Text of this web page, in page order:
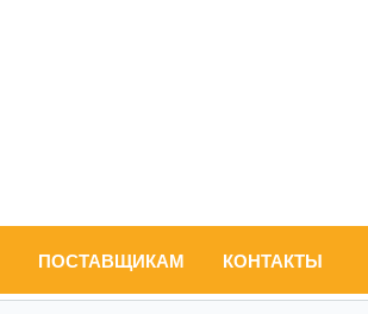
ПОСТАВЩИКАМ КОНТАКТЫ